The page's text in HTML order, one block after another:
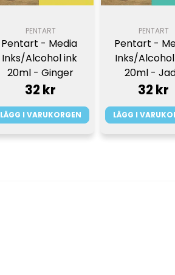
PENTART
Pentart - Media
Inks/Alcohol ink
20ml - Ginger
32 kr
LÄGG I VARUKORGEN
PENTART
Pentart -
Inks/
20ml -
32 kr
LÄGG I